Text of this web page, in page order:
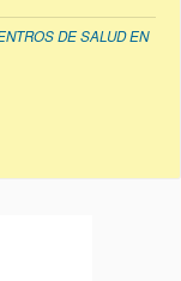
DE SALUD EN